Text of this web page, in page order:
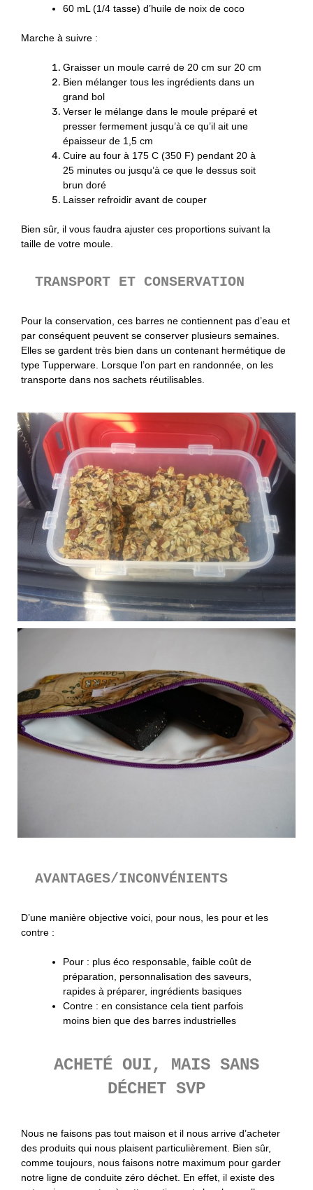
60 mL (1/4 tasse) d’huile de noix de coco
Marche à suivre :
Graisser un moule carré de 20 cm sur 20 cm
Bien mélanger tous les ingrédients dans un
grand bol
Verser le mélange dans le moule préparé et
presser fermement jusqu’à ce qu’il ait une
épaisseur de 1,5 cm
Cuire au four à 175 C (350 F) pendant 20 à
25 minutes ou jusqu’à ce que le dessus soit
brun doré
Laisser refroidir avant de couper
Bien sûr, il vous faudra ajuster ces proportions suivant la
taille de votre moule.
TRANSPORT ET CONSERVATION
Pour la conservation, ces barres ne contiennent pas d’eau et
par conséquent peuvent se conserver plusieurs semaines.
Elles se gardent très bien dans un contenant hermétique de
type Tupperware. Lorsque l’on part en randonnée, on les
transporte dans nos sachets réutilisables.
AVANTAGES/INCONVÉNIENTS
D’une manière objective voici, pour nous, les pour et les
contre :
Pour : plus éco responsable, faible coût de
préparation, personnalisation des saveurs,
rapides à préparer, ingrédients basiques
Contre : en consistance cela tient parfois
moins bien que des barres industrielles
ACHETÉ OUI, MAIS SANS
DÉCHET SVP
Nous ne faisons pas tout maison et il nous arrive d’acheter
des produits qui nous plaisent particulièrement. Bien sûr,
comme toujours, nous faisons notre maximum pour garder
notre ligne de conduite zéro déchet. En effet, il existe des